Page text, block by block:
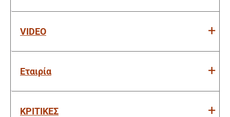
VIDEO
Εταιρία
ΚΡΙΤΙΚΕΣ